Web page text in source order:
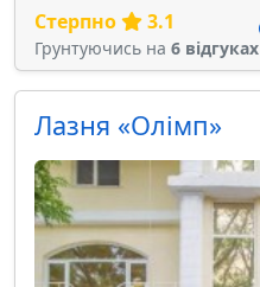
Стерпно 3.1
Грунтуючись на 6 відгуках
Лазня «Олімп»